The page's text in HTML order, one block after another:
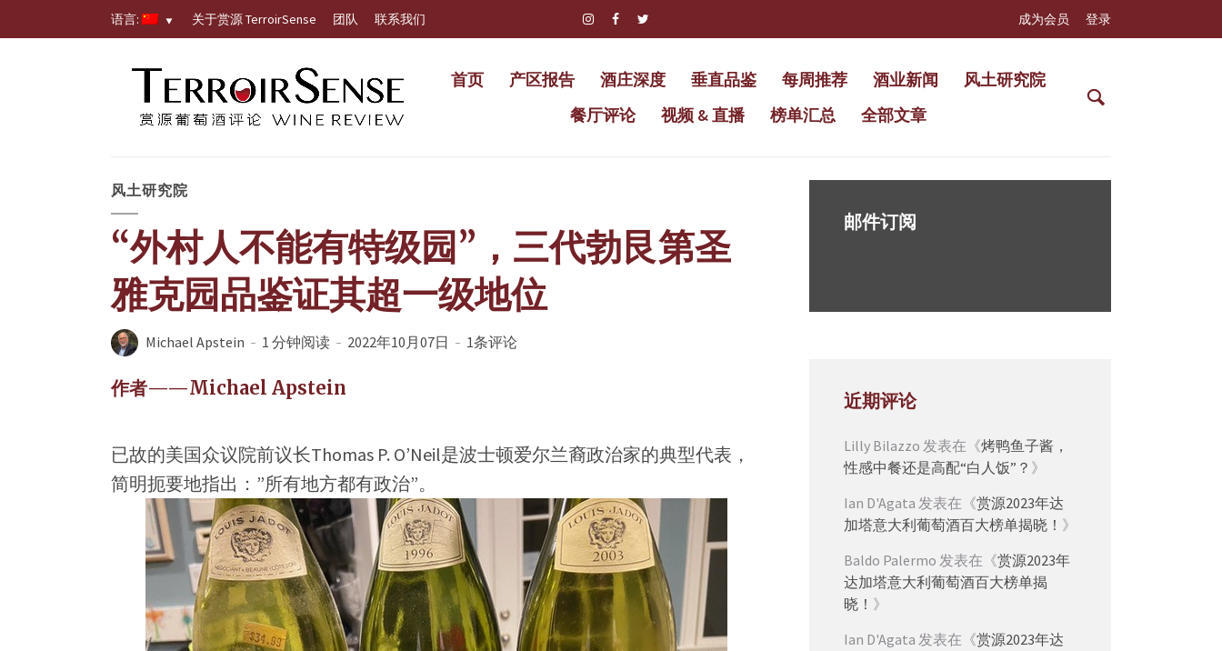
语言: 关于赏源 TerroirSense 团队 联系我们 成为会员 登录
首页 产区报告 酒庄深度 垂直品鉴 每周推荐 酒业新闻
风土研究院
餐厅评论
视频 & 直播 榜单汇总 全部文章
风土研究院
“外村人不能有特级园”，三代勃艮第圣
雅克园品鉴证其超一级地位
Michael Apstein 1 分钟阅读 2022年10月07日 1条评论
作者——Michael Apstein
已故的美国众议院前议长Thomas P. O’Neil是波士顿爱尔兰裔政治家的典型代表，
简明扼要地指出：”所有地方都有政治”。
邮件订阅
近期评论
Lilly Bilazzo 发表在《烤鸭鱼子酱，
性感中餐还是高配“白人饭”？ 》
Ian D'Agata 发表在《赏源2023年达
加塔意大利葡萄酒百大榜单揭晓！ 》
Baldo Palermo 发表在《赏源2023年
达加塔意大利葡萄酒百大榜单揭
晓！ 》
Ian D'Agata 发表在《赏源2023年达